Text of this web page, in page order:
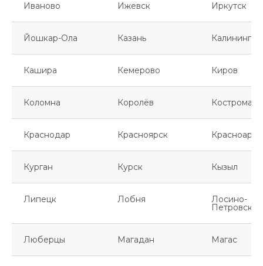
Иваново Ижевск Иркутск
Йошкар-Ола Казань
Кашира Кемерово Киров
Коломна Королёв Кострома
Краснодар Красноярск
Курган Курск Кызыл
Липецк Лобня Лосино-
Петровский
Люберцы Магадан Магас